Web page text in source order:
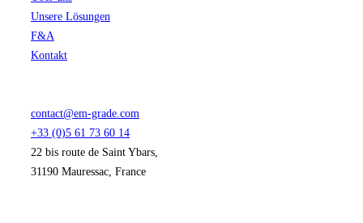
Unsere Lösungen
F&A
Kontakt
contact@em-grade.com
+33 (0)5 61 73 60 14
22 bis route de Saint Ybars,
31190 Mauressac, France